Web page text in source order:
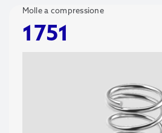
Molle a compressione
1751